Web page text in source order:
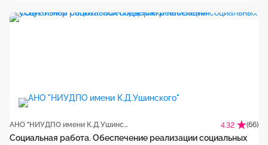
АНО "НИУДПО имени К.Д.Ушинского" 4.32 (66)
Социальная работа. Обеспечение реализации социальных